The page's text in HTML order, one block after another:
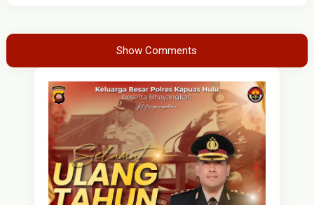
Show Comments